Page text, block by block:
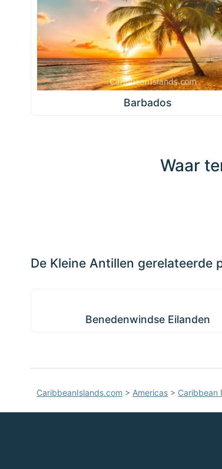
Barbados
Waar
werken
De Kleine Antillen gerelateerde
Benedenwindse Eilanden
CaribbeanIslands.com > Americas > Caribbean